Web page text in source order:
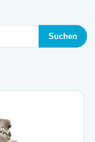
Suchen